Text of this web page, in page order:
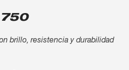
750
brillo, resistencia y durabilidad